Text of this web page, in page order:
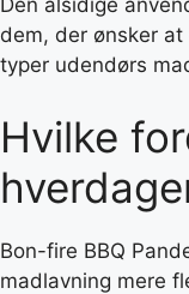
Den alsidige
dem, der ønsker
typer udendørs
Hvilke
Bon-fire BBQ
madlavning mere